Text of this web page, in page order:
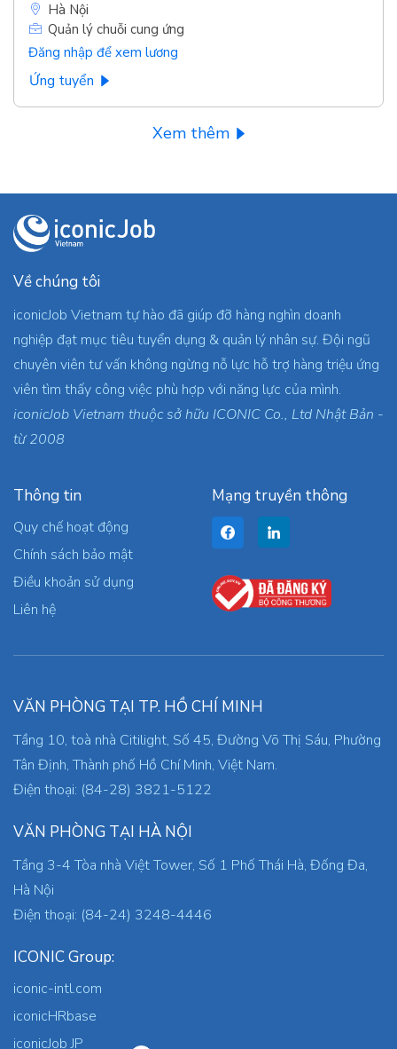
Hà Nội
Quản lý chuỗi cung ứng
Đăng nhập để xem lương
Ứng tuyển
Xem thêm
Về chúng tôi
iconicJob Vietnam tự hào đã giúp đỡ hàng nghìn doanh
nghiệp đạt mục tiêu tuyển dụng & quản lý nhân sự. Đội ngũ
chuyên viên tư vấn không ngừng nỗ lực hỗ trợ hàng triệu ứng
viên tìm thấy công việc phù hợp với năng lực của mình.
iconicJob Vietnam thuộc sở hữu ICONIC Co., Ltd Nhật Bản -
từ 2008
Thông tin
Quy chế hoạt động
Chính sách bảo mật
Điều khoản sử dụng
Liên hệ
Mạng truyền thông
VĂN PHÒNG TẠI TP. HỒ CHÍ MINH
Tầng 10, toà nhà Citilight, Số 45, Đường Võ Thị Sáu, Phường
Tân Định, Thành phố Hồ Chí Minh, Việt Nam.
Điện thoại: (84-28) 3821-5122
VĂN PHÒNG TẠI HÀ NỘI
Tầng 3-4 Tòa nhà Việt Tower, Số 1 Phố Thái Hà, Đống Đa,
Hà Nội
Điện thoại: (84-24) 3248-4446
ICONIC Group:
iconic-intl.com
iconicHRbase
iconicJob JP